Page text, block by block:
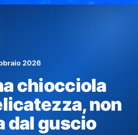
2026
chiocciola
non
dal guscio